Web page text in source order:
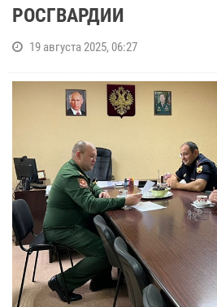
РОСГВАРДИИ
19 августа 2025, 06:27